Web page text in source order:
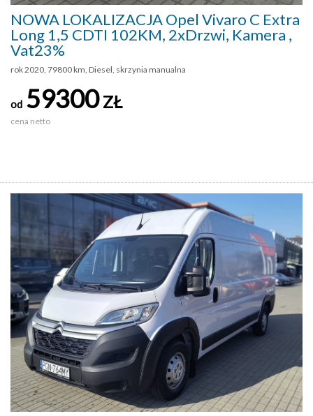
NOWA LOKALIZACJA Opel Vivaro C Extra
Long 1,5 CDTI 102KM, 2xDrzwi, Kamera ,
Vat23%
rok 2020, 79800 km, Diesel, skrzynia manualna
od 59300ZŁ
cena netto